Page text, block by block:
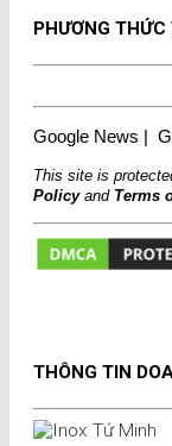
PHƯƠNG
Google News |
This site is
PolicyandTerms
THÔNG TIN